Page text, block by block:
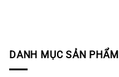
DANH MỤC SẢN PHẨM